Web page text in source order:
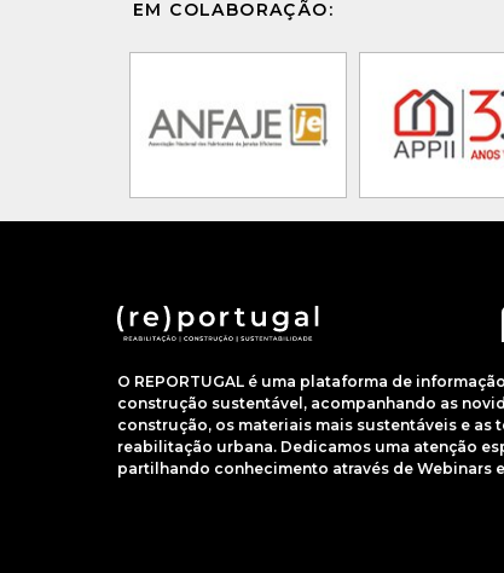
EM COLABORAÇÃO:
O REPORTUGAL é uma plataforma de
construção sustentável, acompanhando as
construção, os materiais mais sustentáveis e as
reabilitação urbana. Dedicamos uma atenção
partilhando conhecimento através de Webinars